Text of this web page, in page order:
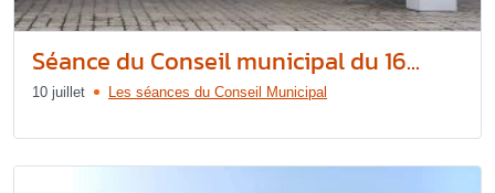
Séance du Conseil municipal du 16...
10 juillet Les séances du Conseil Municipal